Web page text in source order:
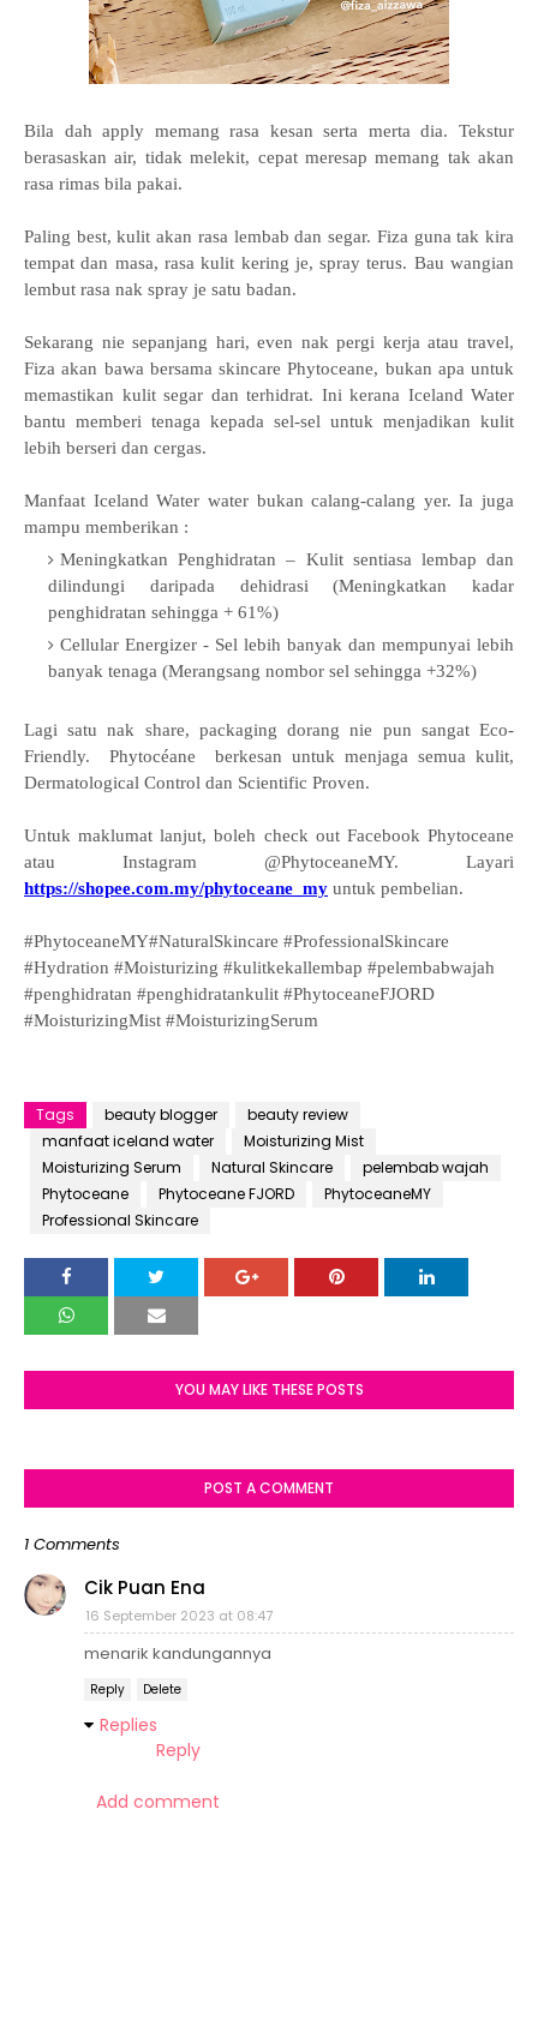
Bila dah apply memang rasa kesan serta merta dia. Tekstur
berasaskan air, tidak melekit, cepat meresap memang tak akan
rasa rimas bila pakai.
Paling best, kulit akan rasa lembab dan segar. Fiza guna tak kira
tempat dan masa, rasa kulit kering je, spray terus. Bau wangian
lembut rasa nak spray je satu badan.
Sekarang nie sepanjang hari, even nak pergi kerja atau travel,
Fiza akan bawa bersama skincare Phytoceane, bukan apa untuk
memastikan kulit segar dan terhidrat. Ini kerana Iceland Water
bantu memberi tenaga kepada sel-sel untuk menjadikan kulit
lebih berseri dan cergas.
Manfaat Iceland Water water bukan calang-calang yer. Ia juga
mampu memberikan :
Meningkatkan Penghidratan – Kulit sentiasa lembap dan
dilindungi daripada dehidrasi (Meningkatkan kadar
penghidratan sehingga + 61%)
Cellular Energizer - Sel lebih banyak dan mempunyai lebih
banyak tenaga (Merangsang nombor sel sehingga +32%)
Lagi satu nak share, packaging dorang nie pun sangat Eco-
Friendly. Phytocéane berkesan untuk menjaga semua kulit,
Dermatological Control dan Scientific Proven.
Untuk maklumat lanjut, boleh check out Facebook Phytoceane
atau Instagram @PhytoceaneMY. Layari
https://shopee.com.my/phytoceane_my untuk pembelian.
#PhytoceaneMY#NaturalSkincare #ProfessionalSkincare
#Hydration #Moisturizing #kulitkekallembap #pelembabwajah
#penghidratan #penghidratankulit #PhytoceaneFJORD
#MoisturizingMist #MoisturizingSerum
Tags beauty blogger
beauty review
manfaat iceland water
Moisturizing Mist
Moisturizing Serum
Natural Skincare
pelembab wajah
Phytoceane
Phytoceane FJORD
PhytoceaneMY
Professional Skincare
YOU MAY LIKE THESE POSTS
POST A COMMENT
1 Comments
Cik Puan Ena
16 September 2023 at 08:47
menarik kandungannya
Reply Delete
Replies
Reply
Add comment